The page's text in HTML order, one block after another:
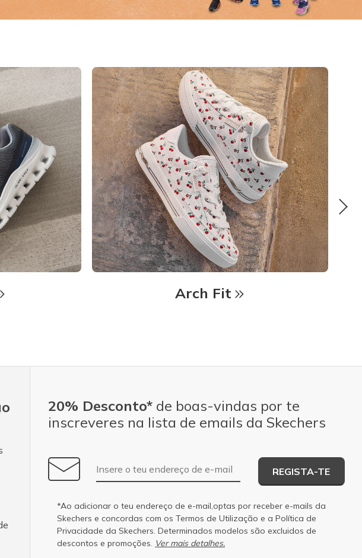
Arch Fit
20% Desconto* de boas-vindas por te
inscreveres na lista de emails da Skechers
Endereço de e-mail
REGISTA-TE
*Ao adicionar o teu endereço de e-mail,optas por receber e-mails da
Skechers e concordas com os Termos de Utilização e a Política de
Privacidade da Skechers. Determinados modelos são excluidos de
descontos e promoções. Ver mais detalhes.